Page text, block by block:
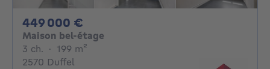
449 000 €
Maison bel-étage
3 ch. 3 chambres
· 199 m²
2570 Duffel